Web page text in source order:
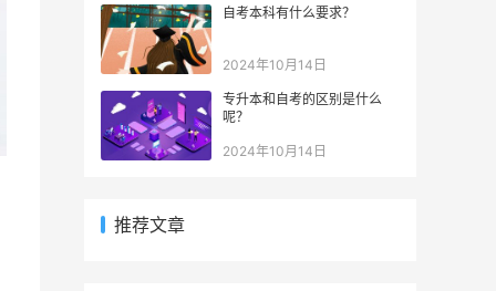
自考本科有什么要求？
2024年10月14日
专升本和自考的区别是什么
呢？
2024年10月14日
推荐文章